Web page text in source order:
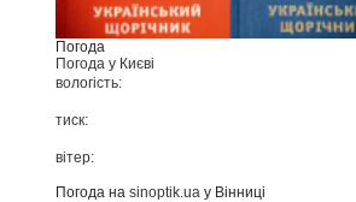
Погода
Погода у Києві
вологість:
тиск:
вітер:
Погода наsinoptik.ua у Вінниці